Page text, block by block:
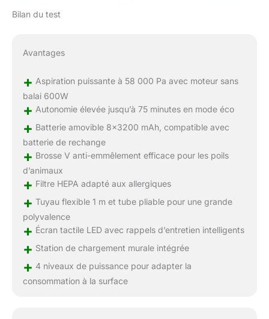
Bilan du test
Avantages
+ Aspiration puissante à 58 000 Pa avec moteur sans
balai 600W
+ Autonomie élevée jusqu’à 75 minutes en mode éco
+ Batterie amovible 8×3200 mAh, compatible avec
batterie de rechange
+ Brosse V anti-emmêlement efficace pour les poils
d’animaux
+ Filtre HEPA adapté aux allergiques
+ Tuyau flexible 1 m et tube pliable pour une grande
polyvalence
+ Écran tactile LED avec rappels d’entretien intelligents
+ Station de chargement murale intégrée
+ 4 niveaux de puissance pour adapter la
consommation à la surface